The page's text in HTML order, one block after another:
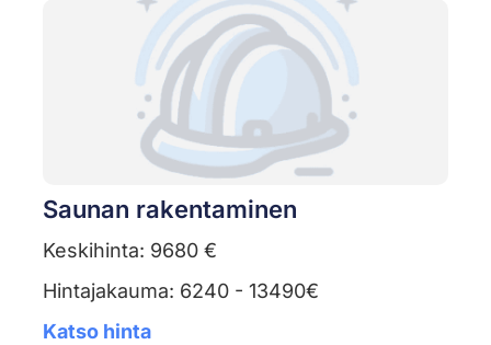
Saunan rakentaminen
Keskihinta: 9680 €
Hintajakauma: 6240 - 13490€
Katso hinta